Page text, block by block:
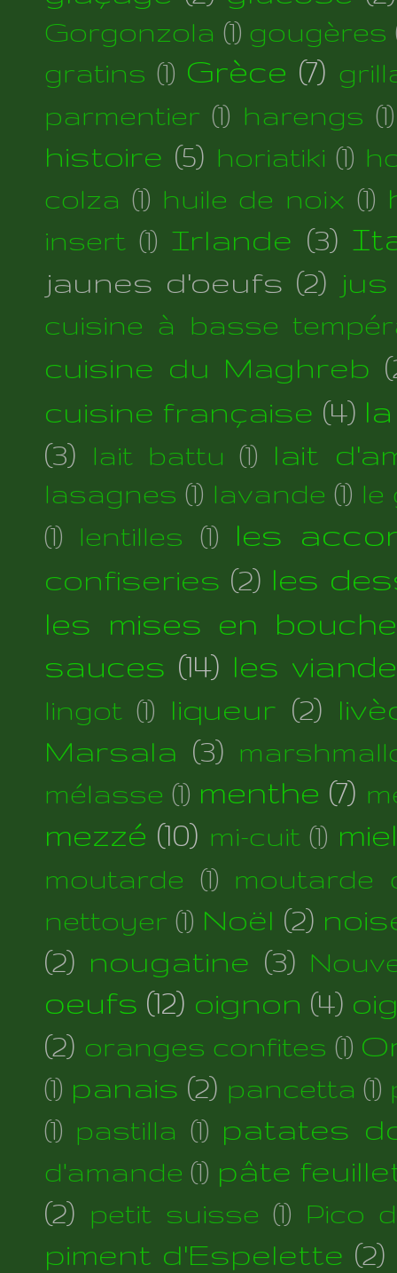
Gorgonzola (1) gougères
gratins (1) Grèce (7)
parmentier (1) harengs (1)
histoire (5) horiatiki (1)
colza (1) huile de noix (1)
insert (1) Irlande (3)
jaunes d'oeufs (2)
cuisine à basse
cuisine du Maghreb
cuisine française (4)
(3)
lait battu (1) lait
lasagnes (1) lavande (1) le
(1)
lentilles (1) les
confiseries (2) les
les mises en bouche
sauces (14) les
lingot (1) liqueur (2)
Marsala (3)
mélasse (1) menthe (7)
mezzé (10) mi-cuit (1) miel
moutarde (1) moutarde
nettoyer (1) Noël (2)
(2) nougatine (3)
oeufs (12) oignon (4)
(2) oranges confites (1)
(1) panais (2) pancetta (1)
(1) pastilla (1) patates
d'amande (1) pâte
(2) petit suisse (1) Pico
piment d'Espelette (2)